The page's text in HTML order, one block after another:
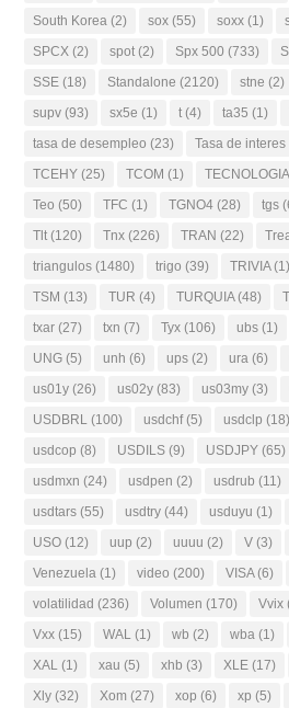
South Korea (2) sox (55) soxx (1)
SPCX (2) spot (2) Spx 500 (733)
SSE (18) Standalone (2120) stne (2)
supv (93) sx5e (1) t (4) ta35 (1)
tasa de desempleo (23) Tasa de interes
TCEHY (25) TCOM (1) TECNOLOGIA
Teo (50) TFC (1) TGNO4 (28) tgs
Tlt (120) Tnx (226) TRAN (22)
triangulos (1480) trigo (39) TRIVIA(1)
TSM (13) TUR (4) TURQUIA(48)
txar (27) txn (7) Tyx (106) ubs (1)
UNG (5) unh (6) ups (2) ura (6)
us01y (26) us02y (83) us03my (3)
USDBRL (100) usdchf(5) usdclp (18)
usdcop (8) USDILS (9) USDJPY (65)
usdmxn (24) usdpen (2) usdrub (11)
usdtars (55) usdtry (44) usduyu (1)
USO (12) uup (2) uuuu (2) V (3)
Venezuela (1) video (200) VISA(6)
volatilidad (236) Volumen (170) Vvix
Vxx (15) WAL (1) wb (2) wba (1)
XAL (1) xau (5) xhb (3) XLE (17)
Xly (32) Xom (27) xop (6) xp (5)